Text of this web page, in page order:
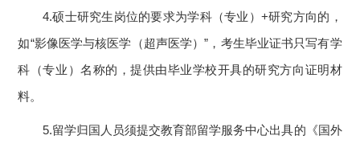
4.硕士研究生岗位的要求为学科（专业）+研究方向的，
如“影像医学与核医学（超声医学）”，考生毕业证书只写有学
科（专业）名称的，提供由毕业学校开具的研究方向证明材
料。
5.留学归国人员须提交教育部留学服务中心出具的《国外